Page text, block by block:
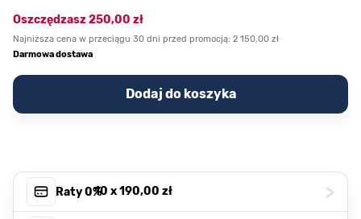
Oszczędzasz250,00 zł
Najniższa cena w przeciągu 30 dni przed promocją: 2 150,00 zł
Darmowa dostawa
Dodaj do koszyka
Raty 0%, 10 x190,00 zł >